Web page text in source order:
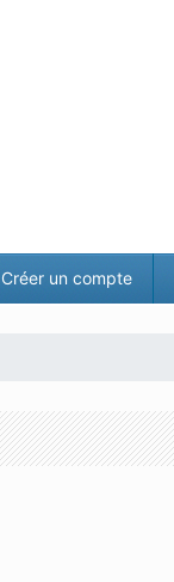
Créer un compte